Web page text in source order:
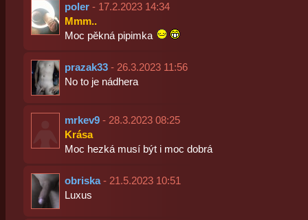
poler- 17.2.2023 14:34
Mmm..
Moc pěkná pipimka
prazak33- 26.3.2023 11:56
No to je nádhera
mrkev9- 28.3.2023 08:25
Krása
Moc hezká musí být i moc dobrá
obriska- 21.5.2023 10:51
Luxus